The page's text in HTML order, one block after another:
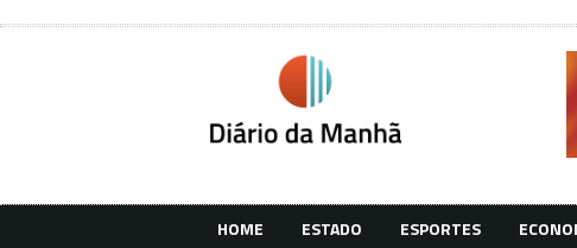
HOME ESTADO ESPORTES